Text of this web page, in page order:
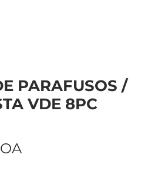
PARAFUSOS /
VDE 8PC
Preço